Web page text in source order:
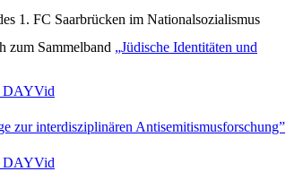
1. FC Saarbrücken im Nationalsozialismus
zum Sammelband „Jüdische Identitäten und
DAYVid
zur interdisziplinären Antisemitismusforschung”
DAYVid